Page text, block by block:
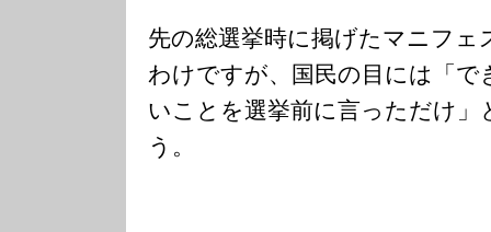
先の総選挙時に掲げたマニフェ
わけですが、国民の目には「で
いことを選挙前に言っただけ
う。